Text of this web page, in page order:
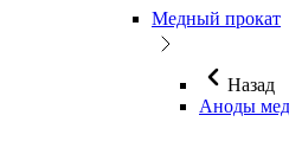
Медный прокат
Назад
Аноды